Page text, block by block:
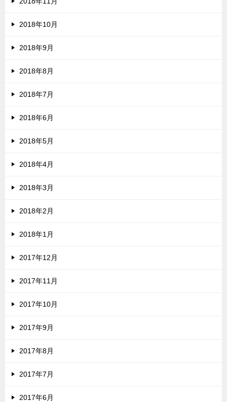
2018年10月
2018年9月
2018年8月
2018年7月
2018年6月
2018年5月
2018年4月
2018年3月
2018年2月
2018年1月
2017年12月
2017年11月
2017年10月
2017年9月
2017年8月
2017年7月
2017年6月